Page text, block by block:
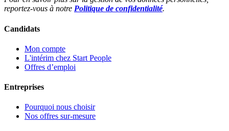
reportez-vous à notre Politique de confidentialité.
Candidats
Mon compte
L'intérim chez Start People
Offres d’emploi
Entreprises
Pourquoi nous choisir
Nos offres sur-mesure